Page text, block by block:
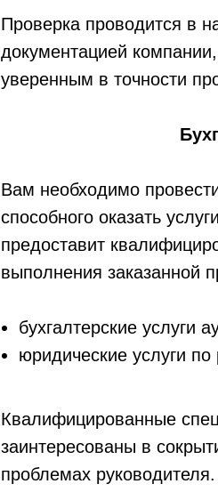
Проверка проводится в
документацией
уверенным в точности
Вам необходимо
способного оказать
предоставит
выполнения заказанной
бухгалтерские услуги
юридические услуги
Квалифицированные
заинтересованы в
проблемах руководителя.